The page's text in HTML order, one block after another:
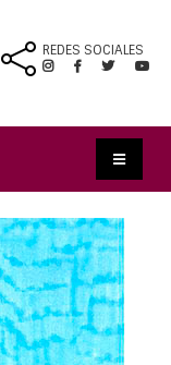
REDES SOCIALES